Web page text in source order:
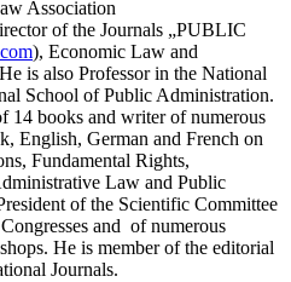
Association
of the Journals „PUBLIC
), Economic Law and
is also Professor in the National
School of Public Administration.
14 books and writer of numerous
English, German and French on
Fundamental Rights,
Law and Public
of the Scientific Committee
and of numerous
He is member of the editorial
Journals.